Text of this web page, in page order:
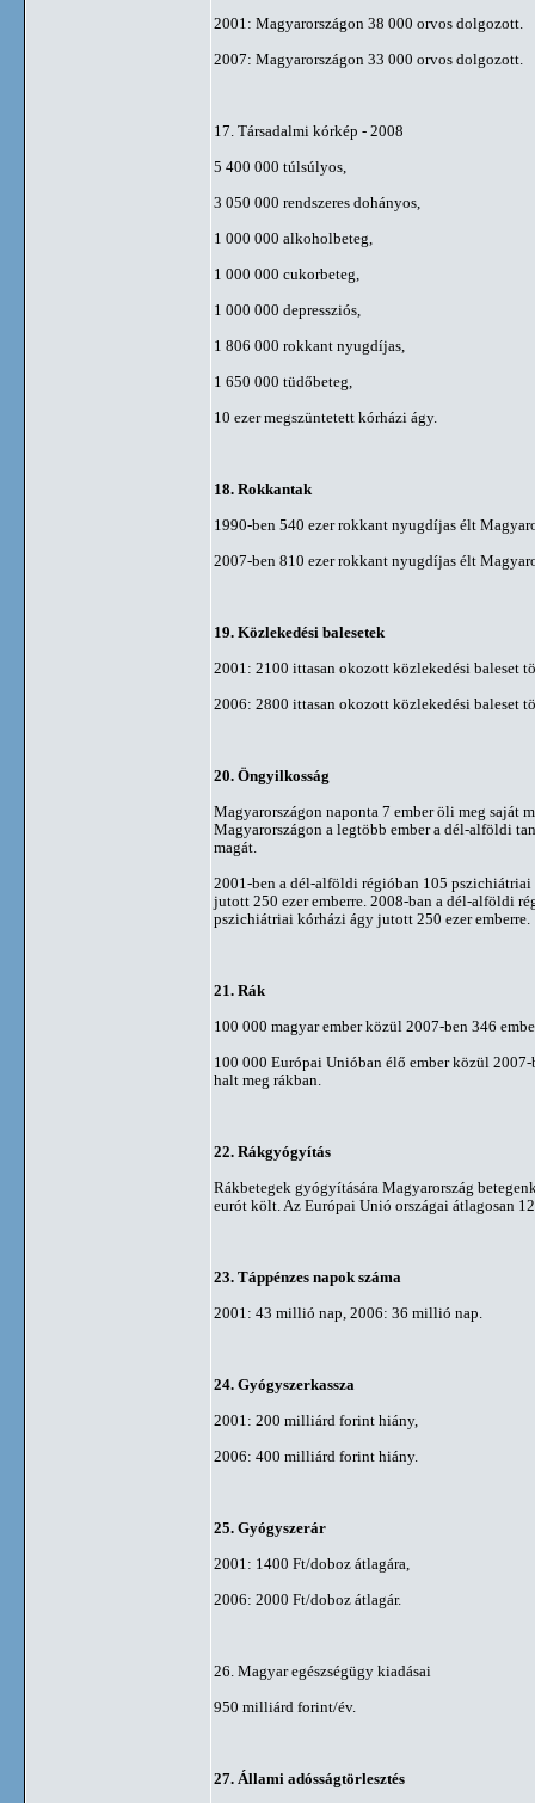
2001: Magyarországon 38 000 orvos dolgozott.
2007: Magyarországon 33 000 orvos dolgozott.
17. Társadalmi kórkép - 2008
5 400 000 túlsúlyos,
3 050 000 rendszeres dohányos,
1 000 000 alkoholbeteg,
1 000 000 cukorbeteg,
1 000 000 depressziós,
1 806 000 rokkant nyugdíjas,
1 650 000 tüdőbeteg,
10 ezer megszüntetett kórházi ágy.
18. Rokkantak
1990-ben 540 ezer rokkant nyugdíjas élt
2007-ben 810 ezer rokkant nyugdíjas élt
19. Közlekedési balesetek
2001: 2100 ittasan okozott közlekedési baleset
2006: 2800 ittasan okozott közlekedési baleset
20. Öngyilkosság
Magyarországon naponta 7 ember öli meg saját
Magyarországon a legtöbb ember a dél-alföldi
magát.
2001-ben a dél-alföldi régióban 105
jutott 250 ezer emberre. 2008-ban a dél-alföldi
pszichiátriai kórházi ágy jutott 250 ezer emberre.
21. Rák
100 000 magyar ember közül 2007-ben 346
100 000 Európai Unióban élő ember közül 2007-
halt meg rákban.
22. Rákgyógyítás
Rákbetegek gyógyítására Magyarország
eurót költ. Az Európai Unió országai átlagosan
23. Táppénzes napok száma
2001: 43 millió nap, 2006: 36 millió nap.
24. Gyógyszerkassza
2001: 200 milliárd forint hiány,
2006: 400 milliárd forint hiány.
25. Gyógyszerár
2001: 1400 Ft/doboz átlagára,
2006: 2000 Ft/doboz átlagár.
26. Magyar egészségügy kiadásai
950 milliárd forint/év.
27. Állami adósságtörlesztés